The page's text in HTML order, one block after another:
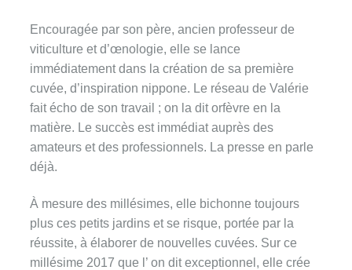
Encouragée par son père, ancien professeur de
viticulture et d’œnologie, elle se lance
immédiatement dans la création de sa première
cuvée, d’inspiration nippone. Le réseau de Valérie
fait écho de son travail ; on la dit orfèvre en la
matière. Le succès est immédiat auprès des
amateurs et des professionnels. La presse en parle
déjà.
À mesure des millésimes, elle bichonne toujours
plus ces petits jardins et se risque, portée par la
réussite, à élaborer de nouvelles cuvées. Sur ce
millésime 2017 que l’ on dit exceptionnel, elle crée